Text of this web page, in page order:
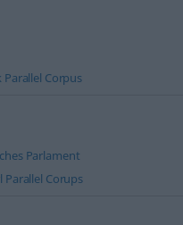
Parallel Corpus
Parlament
Parallel Corups